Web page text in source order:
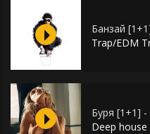
Банзай
Trap/EDM
Буря [1+1]
Deep house